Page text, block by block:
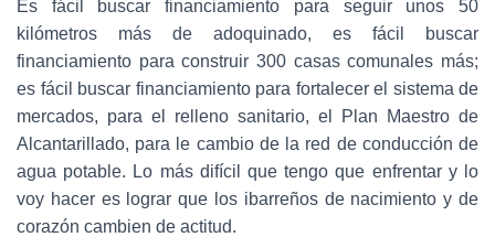
Es fácil buscar financiamiento para seguir unos 50
kilómetros más de adoquinado, es fácil buscar
financiamiento para construir 300 casas comunales más;
es fácil buscar financiamiento para fortalecer el sistema de
mercados, para el relleno sanitario, el Plan Maestro de
Alcantarillado, para le cambio de la red de conducción de
agua potable. Lo más difícil que tengo que enfrentar y lo
voy hacer es lograr que los ibarreños de nacimiento y de
corazón cambien de actitud.